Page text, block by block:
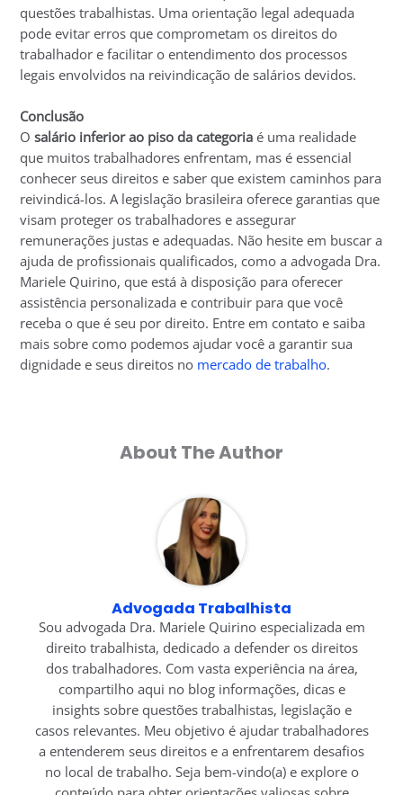
questões trabalhistas. Uma orientação legal adequada
pode evitar erros que comprometam os direitos do
trabalhador e facilitar o entendimento dos processos
legais envolvidos na reivindicação de salários devidos.
Conclusão
Osalário inferior ao piso da categoria é uma realidade
que muitos trabalhadores enfrentam, mas é essencial
conhecer seus direitos e saber que existem caminhos para
reivindicá-los. A legislação brasileira oferece garantias que
visam proteger os trabalhadores e assegurar
remunerações justas e adequadas. Não hesite em buscar a
ajuda de profissionais qualificados, como a advogada Dra.
Mariele Quirino, que está à disposição para oferecer
assistência personalizada e contribuir para que você
receba o que é seu por direito. Entre em contato e saiba
mais sobre como podemos ajudar você a garantir sua
dignidade e seus direitos no mercado de trabalho.
About The Author
Advogada Trabalhista
Sou advogada Dra. Mariele Quirino especializada em
direito trabalhista, dedicado a defender os direitos
dos trabalhadores. Com vasta experiência na área,
compartilho aqui no blog informações, dicas e
insights sobre questões trabalhistas, legislação e
casos relevantes. Meu objetivo é ajudar trabalhadores
a entenderem seus direitos e a enfrentarem desafios
no local de trabalho. Seja bem-vindo(a) e explore o